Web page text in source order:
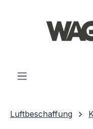
Luftbeschaffung